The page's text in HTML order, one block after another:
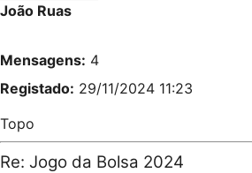
João Ruas
Mensagens: 4
Registado: 29/11/2024 11:23
Topo
Re: Jogo da Bolsa 2024